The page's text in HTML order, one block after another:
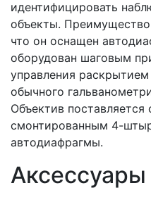
идентифицировать
объекты.
что он оснащен
оборудован шаговым
управления
обычного
Объектив
смонтированным 4-
автодиафрагмы.
Аксессуары